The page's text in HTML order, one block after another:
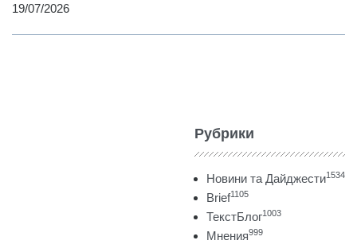
19/07/2026
Рубрики
Новини та Дайджести1534
Brief1105
ТекстБлог1003
Мнения999